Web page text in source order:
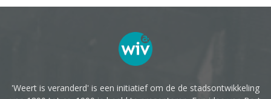
'Weert is veranderd' is een initiatief om de de stadsontwikkeling